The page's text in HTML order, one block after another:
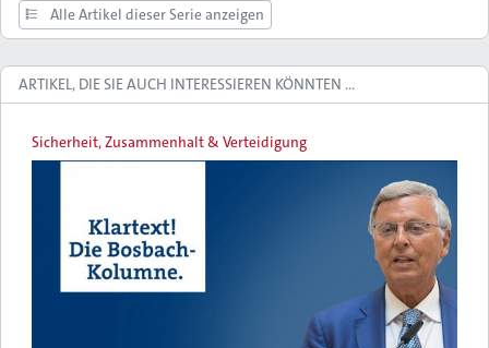
Alle Artikel dieser Serie anzeigen
ARTIKEL, DIE SIE AUCH INTERESSIEREN KÖNNTEN …
Sicherheit, Zusammenhalt & Verteidigung